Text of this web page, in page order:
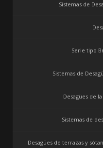
Sistemas de
Serie tipo
Sistemas de
Desagües de
Sistemas de
Desagües de terrazas y